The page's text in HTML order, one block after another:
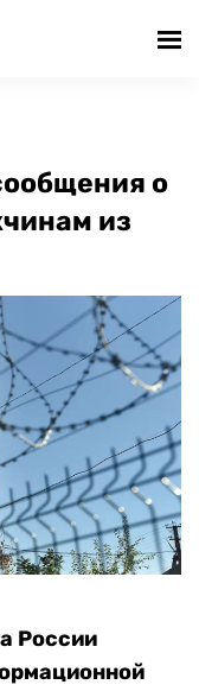
о
из
России